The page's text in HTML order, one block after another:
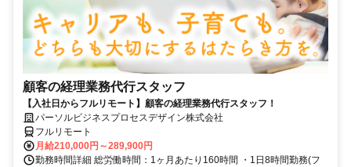
顧客の経理業務代行スタッフ
【入社日からフルリモート】顧客の経理業務代行スタッフ！
パーソルビジネスプロセスデザイン株式会社
フルリモート
月給210,000円～289,900円
勤務時間詳細 総労働時間：1ヶ月あたり160時間 ・1日8時間勤務(フ